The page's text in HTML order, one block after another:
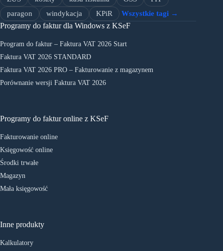
paragon
windykacja KPiR Wszystkie tagi →
Programy do faktur dla Windows z KSeF
Program do faktur – Faktura VAT 2026 Start
Faktura VAT 2026 STANDARD
Faktura VAT 2026 PRO – Fakturowanie z magazynem
Porównanie wersji Faktura VAT 2026
Programy do faktur online z KSeF
Fakturowanie online
Księgowość online
Środki trwałe
Magazyn
Mała księgowość
Inne produkty
Kalkulatory